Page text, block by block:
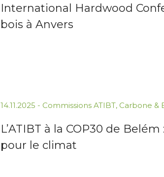
International Hardwood
bois à Anvers
14.11.2025 - Commissions ATIBT, Carbone &
L’ATIBT à la COP30 de
pour le climat